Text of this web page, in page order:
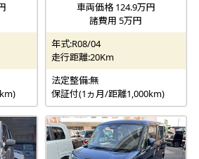
車両価格 124.9万円
諸費用 5万円
年式:R08/04
走行距離:20Km
法定整備:無
保証付(1ヵ月/距離1,000km)